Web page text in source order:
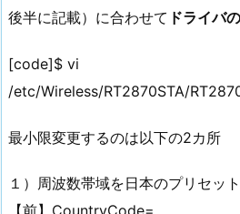
後半に記載）に合わせて ドライバ
[code]$ vi
/etc/Wireless/RT2870STA/
最小限変更するのは以下の2カ所
１）周波数帯域を日本のプリセッ